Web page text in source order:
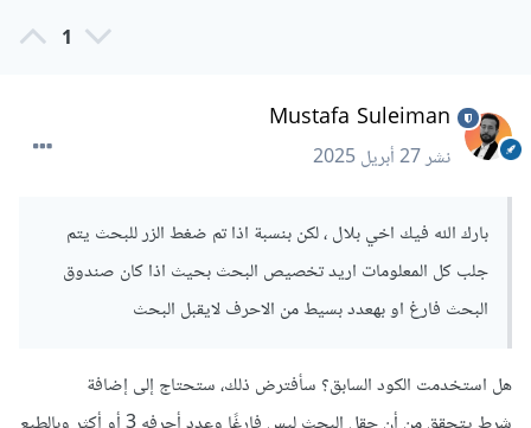
1
Mustafa Suleiman
نشر27 أبريل 2025
بارك الله فيك اخي بلال ، لكن بنسبة اذا تم ضغط الزر للبحث يتم
جلب كل المعلومات اريد تخصيص البحث بحيث اذا كان صندوق
البحث فارغ او بهعدد بسيط من الاحرف لايقبل البحث
هل استخدمت الكود السابق؟ سأفترض ذلك، ستحتاج إلى إضافة